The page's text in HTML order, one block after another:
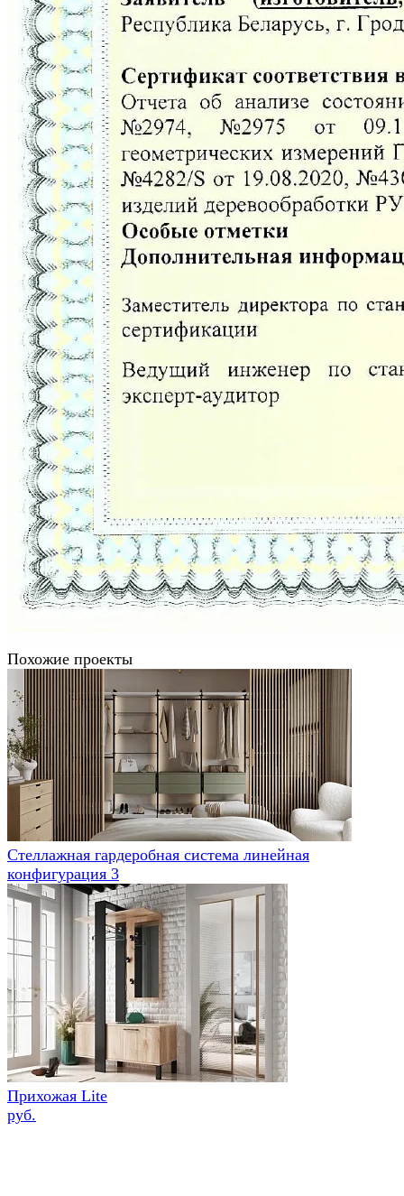
Похожие проекты
Стеллажная гардеробная система линейная
конфигурация 3
Прихожая Lite
руб.